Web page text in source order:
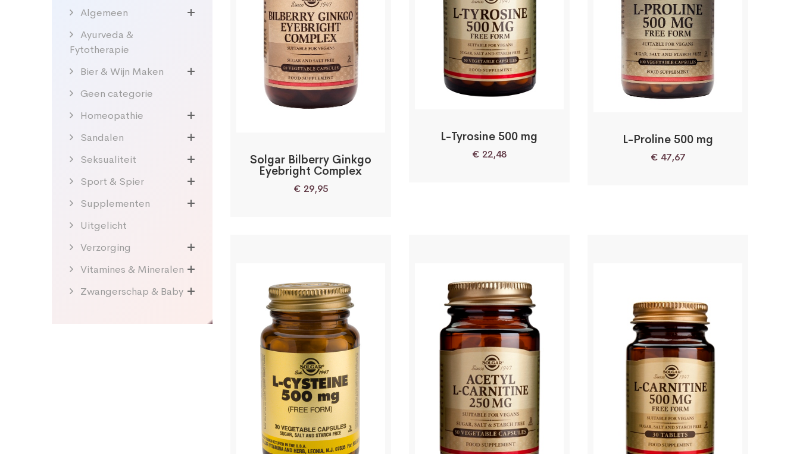
Algemeen
Ayurveda &
Fytotherapie
Bier & Wijn Maken
Geen categorie
Homeopathie
Sandalen
Seksualiteit
Sport & Spier
Supplementen
Uitgelicht
Verzorging
Vitamines & Mineralen
Zwangerschap & Baby
Solgar Bilberry Ginkgo
Eyebright Complex
€ 29,95
L-Tyrosine 500 mg
€ 22,48
L-Proline 500 mg
€ 47,67